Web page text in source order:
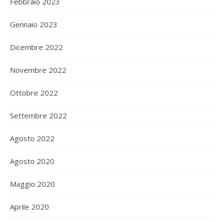
Gennaio 2023
Dicembre 2022
Novembre 2022
Ottobre 2022
Settembre 2022
Agosto 2022
Agosto 2020
Maggio 2020
Aprile 2020